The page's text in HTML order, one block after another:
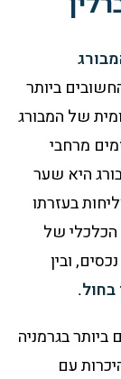
ביותר
של המבורג
מרחבי
היא שער
בעזרתו
הכלכלי של
ובין
.
בגרמניה
עם